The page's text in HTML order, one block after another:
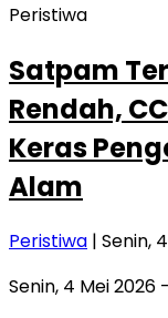
Peristiwa
Satpam
Rendah,
Keras
Alam
Peristiwa | Senin,
Senin, 4 Mei 2026